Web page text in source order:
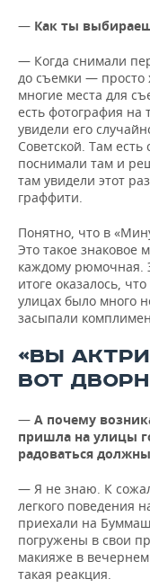
— Как ты
— Когда снимали
до съемки — просто
многие места для
есть фотография
увидели его
Советской. Там
поснимали там и
там увидели этот
граффити.
Понятно, что в
Это такое знаковое
каждому рюмочная.
итоге оказалось,
улицах было много
засыпали
«ВЫ
ВОТ
— А почему
пришла на улицы
радоваться
— Я не знаю. К
легкого поведения
приехали на
погружены в свои
макияже в вечернем
такая реакция.